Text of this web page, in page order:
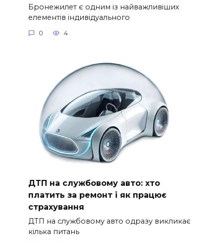
Бронежилет є одним із найважливіших
елементів індивідуального
0 4
ДТП на службовому авто: хто
платить за ремонт і як працює
страхування
ДТП на службовому авто одразу викликає
кілька питань